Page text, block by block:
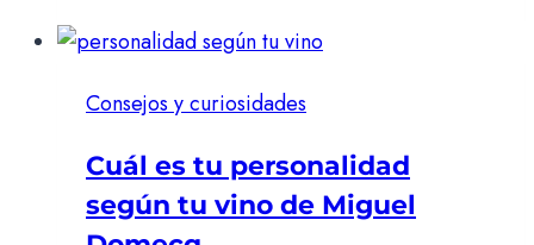
vinos
rompieron
Consejos y curiosidades
Cuál es tu personalidad
según tu vino de Miguel